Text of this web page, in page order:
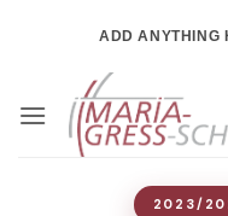
ADD ANYTHING
2023/